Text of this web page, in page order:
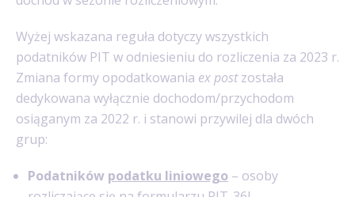
Wyżej wskazana reguła dotyczy wszystkich
podatników PIT w odniesieniu do rozliczenia za 2023 r.
Zmiana formy opodatkowania ex postzostała
dedykowana wyłącznie dochodom/przychodom
osiąganym za 2022 r. i stanowi przywilej dla dwóch
grup:
Podatników podatku liniowego – osoby